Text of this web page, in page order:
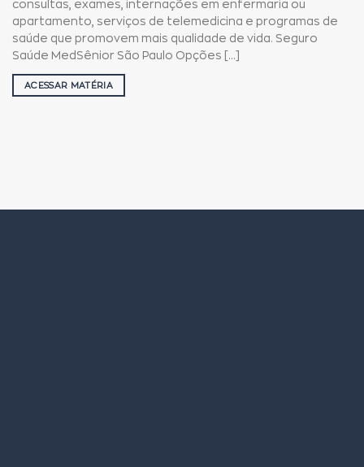
consultas, exames, internações em enfermaria ou
apartamento, serviços de telemedicina e programas de
saúde que promovem mais qualidade de vida. Seguro
Saúde MedSênior São Paulo Opções [...]
ACESSAR MATÉRIA